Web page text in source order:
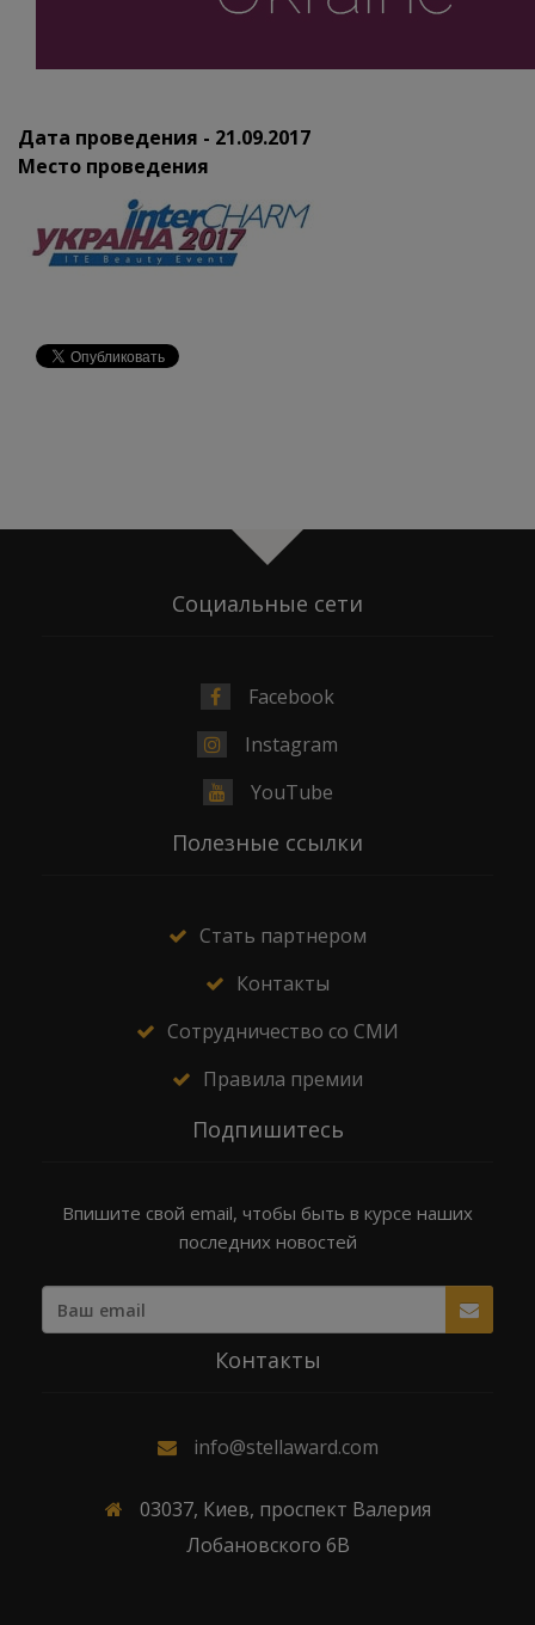
Дата проведения - 21.09.2017
Место проведения
Социальные сети
Facebook
Instagram
YouTube
Полезные ссылки
Стать партнером
Контакты
Сотрудничество со СМИ
Правила премии
Подпишитесь
Впишите свой email, чтобы быть в курсе наших
последних новостей
Контакты
info@stellaward.com
03037, Киев, проспект Валерия
Лобановского 6В